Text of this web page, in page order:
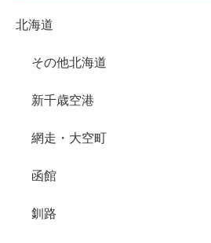
北海道
その他北海道
新千歳空港
網走・大空町
函館
釧路